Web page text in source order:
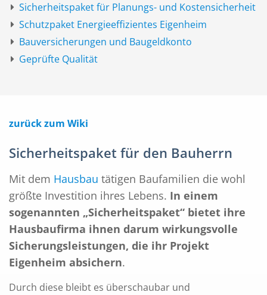
Sicherheitspaket für Planungs- und Kostensicherheit
Schutzpaket Energieeffizientes Eigenheim
Bauversicherungen und Baugeldkonto
Geprüfte Qualität
zurück zum Wiki
Sicherheitspaket für den Bauherrn
Mit dem Hausbau tätigen Baufamilien die wohl
größte Investition ihres Lebens. In einem
sogenannten „Sicherheitspaket“ bietet ihre
Hausbaufirma ihnen darum wirkungsvolle
Sicherungsleistungen, die ihr Projekt
Eigenheim absichern.
Durch diese bleibt es überschaubar und